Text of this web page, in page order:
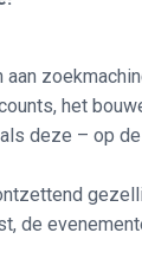
het
deze – op
de